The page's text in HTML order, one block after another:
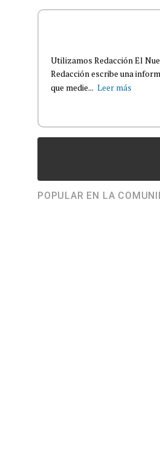
Utilizamos Redacción El
Redacción escribe una
que medie... Leer más
POPULAR EN LA